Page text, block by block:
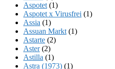
Aspotet (1)
Aspotet x Virusfrei (1)
Assia (1)
Assuan Markt (1)
Astarte (2)
Aster(2)
Astilla (1)
Astra (1973) (1)